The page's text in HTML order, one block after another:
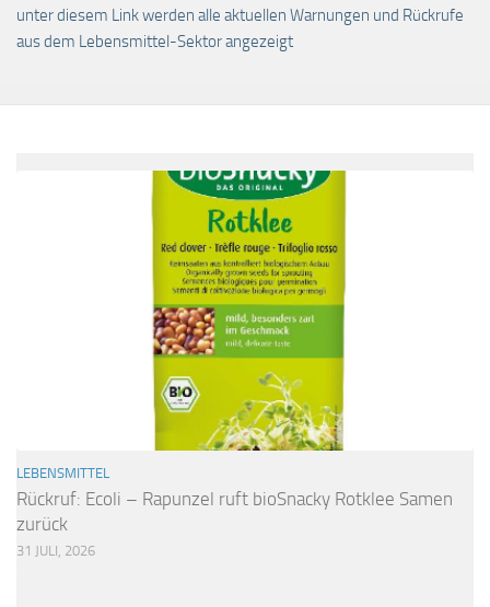
unter diesem Link werden alle aktuellen Warnungen und Rückrufe
aus dem Lebensmittel-Sektor angezeigt
LEBENSMITTEL
Rückruf: Ecoli – Rapunzel ruft bioSnacky Rotklee Samen
zurück
31 JULI, 2026